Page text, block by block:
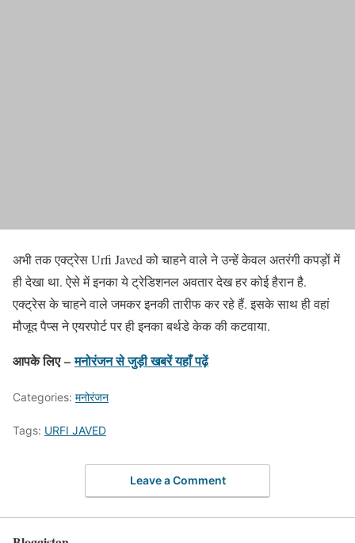
अभी तक एक्ट्रेस Urfi Javed को चाहने वाले ने उन्हें केवल अतरंगी कपड़ों में
ही देखा था. ऐसे में इनका ये ट्रेडिशनल अवतार देख हर कोई हैरान है.
एक्ट्रेस के चाहने वाले जमकर इनकी तारीफ कर रहे हैं. इसके साथ ही वहां
मौजूद पैप्स ने एयरपोर्ट पर ही इनका बर्थडे केक की कटवाया.
आपके लिए –मनोरंजन से जुड़ी खबरें यहाँ पढ़ें
Categories: मनोरंजन
Tags: URFI JAVED
Leave a Comment